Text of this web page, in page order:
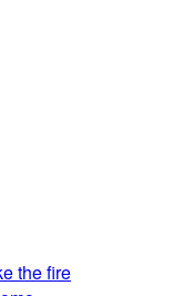
the fire